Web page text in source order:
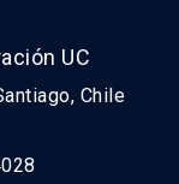
UC
Chile